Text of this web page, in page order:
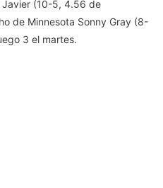
Javier (10-5, 4.56 de
de Minnesota Sonny Gray (8-
3 el martes.